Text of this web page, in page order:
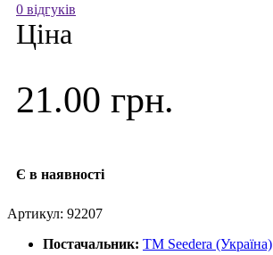
0 відгуків
Ціна
21.00 грн.
Є в наявності
Артикул: 92207
Постачальник: ТМ Seedera (Україна)